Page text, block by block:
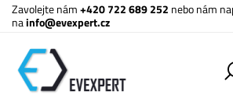
Zavolejte nám+420 722 689 252 nebo nám
nainfo@evexpert.cz